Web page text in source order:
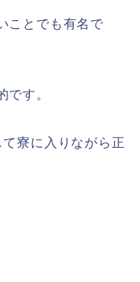
ことでも有名で
です。
寮に入りながら正